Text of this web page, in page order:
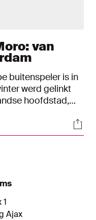
van
buitenspeler is in
werd gelinkt
hoofdstad,
1
Ajax